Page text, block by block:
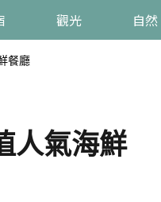
觀光 自然
餐廳
人氣海鮮